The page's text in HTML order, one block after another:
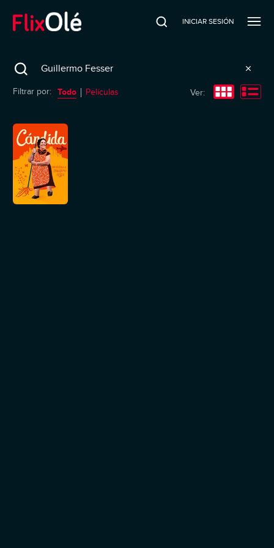
INICIAR SESIÓN
Search
Filtrar por: Todo Películas Ver: